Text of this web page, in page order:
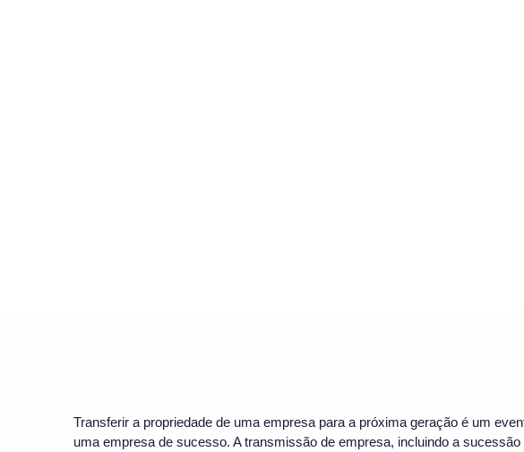
Transferir a propriedade de uma empresa para a próxima geração é um
uma empresa de sucesso. A transmissão de empresa, incluindo a